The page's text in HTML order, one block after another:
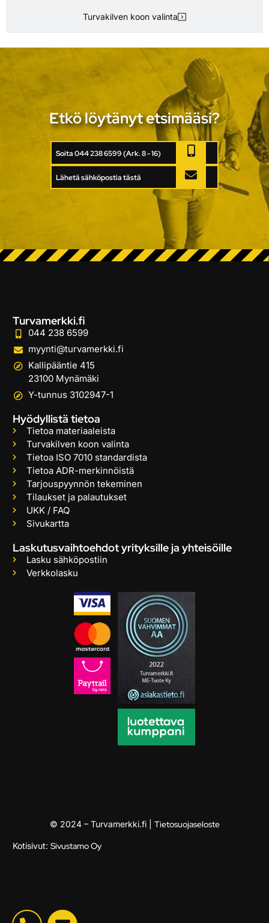
Turvakilven koon valinta
Etkö löytänyt etsimääsi?
Soita 044 238 6599 (Ark. 8 - 16)
Lähetä sähköpostia tästä
Turvamerkki.fi
044 238 6599
myynti@turvamerkki.fi
Kallipääntie 415
23100 Mynämäki
Y-tunnus 3102947-1
Hyödyllistä tietoa
Tietoa materiaaleista
Turvakilven koon valinta
Tietoa ISO 7010 standardista
Tietoa ADR-merkinnöistä
Tarjouspyynnön tekeminen
Tilaukset ja palautukset
UKK / FAQ
Sivukartta
Laskutusvaihtoehdot yrityksille ja yhteisöille
Lasku sähköpostiin
Verkkolasku
© 2024 – Turvamerkki.fi | Tietosuojaseloste
Kotisivut: Sivustamo Oy